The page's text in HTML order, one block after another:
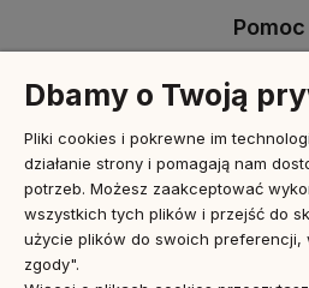
Pomoc
Moje
Płatności i
Dbamy o Twoją
Pliki cookies i pokrewne im
działanie strony i pomagają nam
potrzeb. Możesz zaakceptować
wszystkich tych plików i przejść do
użycie plików do swoich preferencji,
zgody".